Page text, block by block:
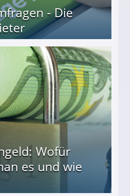
- Die
Wofür
es und wie